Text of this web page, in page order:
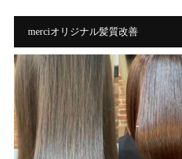
merciオリジナル髪質改善